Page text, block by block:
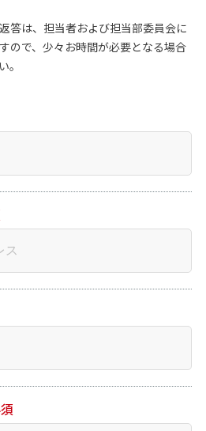
答は、担当者および担当部委員会に
ので、少々お時間が必要となる場合
。